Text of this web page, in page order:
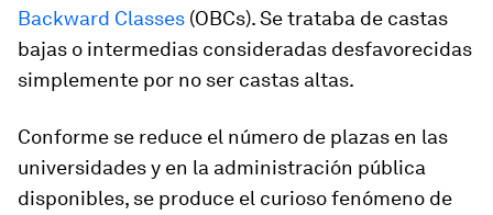
Backward Classes (OBCs). Se trataba de castas
bajas o intermedias consideradas desfavorecidas
simplemente por no ser castas altas.
Conforme se reduce el número de plazas en las
universidades y en la administración pública
disponibles, se produce el curioso fenómeno de